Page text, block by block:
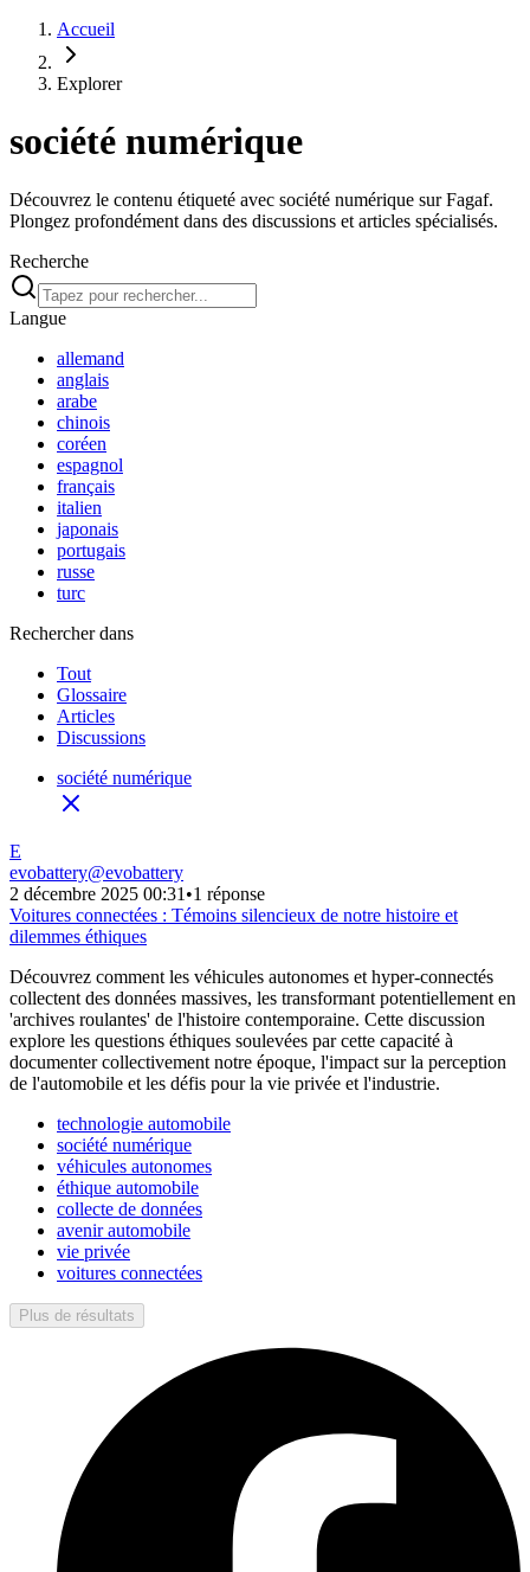
Accueil
Explorer
société numérique
Découvrez le contenu étiqueté avec société numérique sur Fagaf.
Plongez profondément dans des discussions et articles spécialisés.
Recherche
Langue
allemand
anglais
arabe
chinois
coréen
espagnol
français
italien
japonais
portugais
russe
turc
Rechercher dans
Tout
Glossaire
Articles
Discussions
société numérique
E
evobattery@evobattery
2 décembre 2025 00:31 •1 réponse
Voitures connectées : Témoins silencieux de notre histoire et
dilemmes éthiques
Découvrez comment les véhicules autonomes et hyper-connectés
collectent des données massives, les transformant potentiellement en
'archives roulantes' de l'histoire contemporaine. Cette discussion
explore les questions éthiques soulevées par cette capacité à
documenter collectivement notre époque, l'impact sur la perception
de l'automobile et les défis pour la vie privée et l'industrie.
technologie automobile
société numérique
véhicules autonomes
éthique automobile
collecte de données
avenir automobile
vie privée
voitures connectées
Plus de résultats